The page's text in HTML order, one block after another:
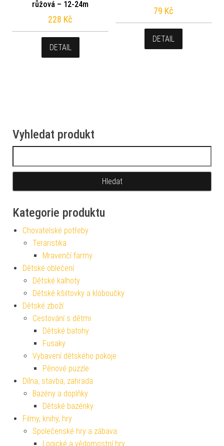
růžová – 12-24m
228 Kč
DETAIL
79 Kč
DETAIL
Vyhledat produkt
Kategorie produktu
Chovatelské potřeby
Teraristika
Mravenčí farmy
Dětské oblečení
Dětské kalhoty
Dětské kšiltovky a kloboučky
Dětské zboží
Cestování s dětmi
Dětské batohy
Fusaky
Vybavení dětského pokoje
Pěnové puzzle
Dílna, stavba, zahrada
Bazény a doplňky
Dětské bazénky
Filmy, knihy, hry
Společenské hry a zábava
Logické a vědomostní hry